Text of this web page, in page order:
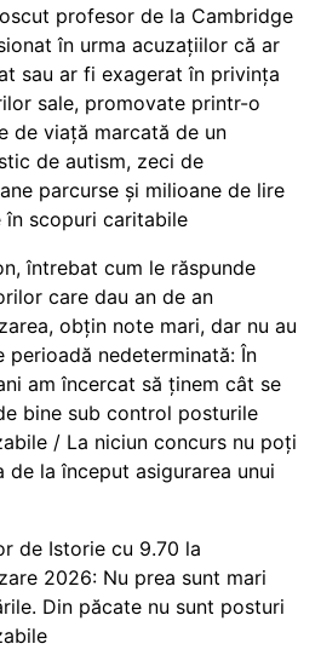
profesor de la Cambridge
în urma acuzațiilor că ar
sau ar fi exagerat în privința
sale, promovate printr-o
de viață marcată de un
de autism, zeci de
parcurse și milioane de lire
în scopuri caritabile
întrebat cum le răspunde
care dau an de an
obțin note mari, dar nu au
perioadă nedeterminată: În
am încercat să ținem cât se
bine sub control posturile
/ La niciun concurs nu poți
de la început asigurarea unui
de Istorie cu 9.70 la
2026: Nu prea sunt mari
Din păcate nu sunt posturi